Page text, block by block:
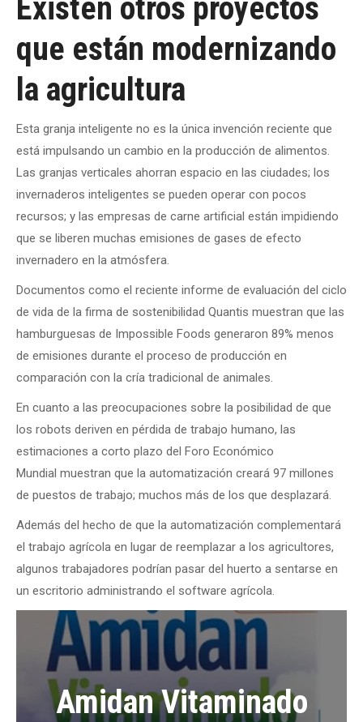
Existen otros proyectos
que están modernizando
la agricultura
Esta granja inteligente no es la única invención reciente que
está impulsando un cambio en la producción de alimentos.
Las granjas verticales ahorran espacio en las ciudades; los
invernaderos inteligentes se pueden operar con pocos
recursos; y las empresas de carne artificial están impidiendo
que se liberen muchas emisiones de gases de efecto
invernadero en la atmósfera.
Documentos como el reciente informe de evaluación del ciclo
de vida de la firma de sostenibilidad Quantis muestran que las
hamburguesas de Impossible Foods generaron 89% menos
de emisiones durante el proceso de producción en
comparación con la cría tradicional de animales.
En cuanto a las preocupaciones sobre la posibilidad de que
los robots deriven en pérdida de trabajo humano, las
estimaciones a corto plazo del Foro Económico
Mundial muestran que la automatización creará 97 millones
de puestos de trabajo; muchos más de los que desplazará.
Además del hecho de que la automatización complementará
el trabajo agrícola en lugar de reemplazar a los agricultores,
algunos trabajadores podrían pasar del huerto a sentarse en
un escritorio administrando el software agrícola.
Amidan Vitaminado